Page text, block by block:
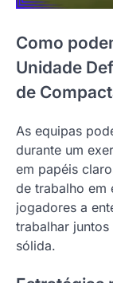
Como
Unidade
de
As equipas
durante um
em papéis
de trabalho em
jogadores a
trabalhar
sólida.